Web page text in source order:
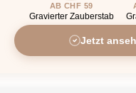
AB CHF 59
Gravierter Zauberstab
Jetzt